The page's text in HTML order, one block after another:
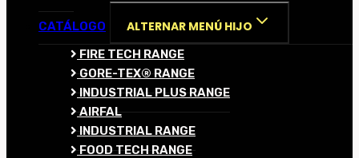
CATÁLOGO ALTERNAR MENÚ HIJO
FIRE TECH RANGE
GORE-TEX® RANGE
INDUSTRIAL PLUS RANGE
AIRFAL
INDUSTRIAL RANGE
FOOD TECH RANGE